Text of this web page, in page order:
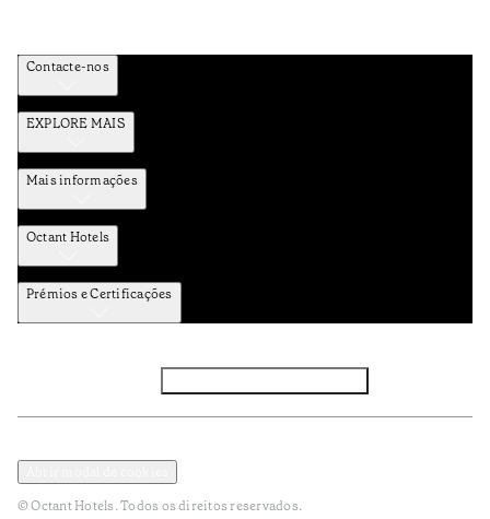
Contacte-nos
EXPLORE MAIS
Mais informações
Octant Hotels
Prémios e Certificações
© Octant Hotels. Todos os direitos reservados.